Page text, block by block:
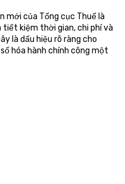
mới của Tổng cục Thuế là
tiết kiệm thời gian, chi phí và
là dấu hiệu rõ ràng cho
hóa hành chính công một